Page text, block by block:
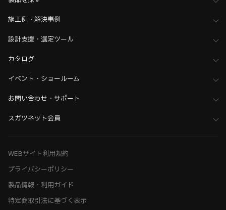
> SHINX（シンクス） 加工機用データ
施工例・解決事例
設計支援・選定ツール
カタログ
イベント・ショールーム
お問い合わせ・サポート
スガツネット会員
WEBサイト利用規約
プライバシーポリシー
製品情報・利用ガイド
特定商取引法に基づく表示